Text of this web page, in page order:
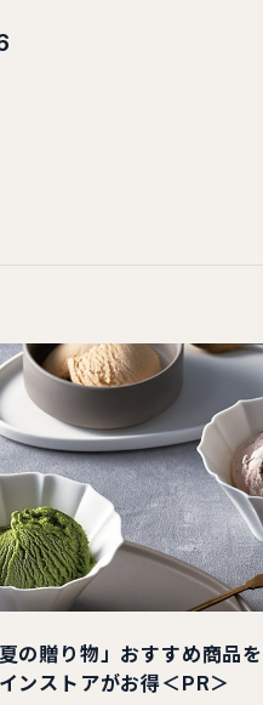
の贈り物」おすすめ商品
ンストアがお得＜PR＞